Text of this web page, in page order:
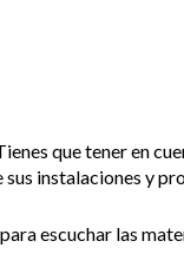
que tener en
instalaciones y
escuchar las